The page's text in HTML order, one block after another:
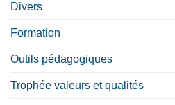
Divers
Formation
Outils pédagogiques
Trophée valeurs et qualités